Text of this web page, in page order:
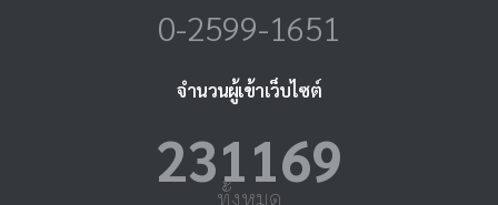
0-2599-1651
จำนวนผู้เข้าเว็บไซต์
231169
ทั้งหมด